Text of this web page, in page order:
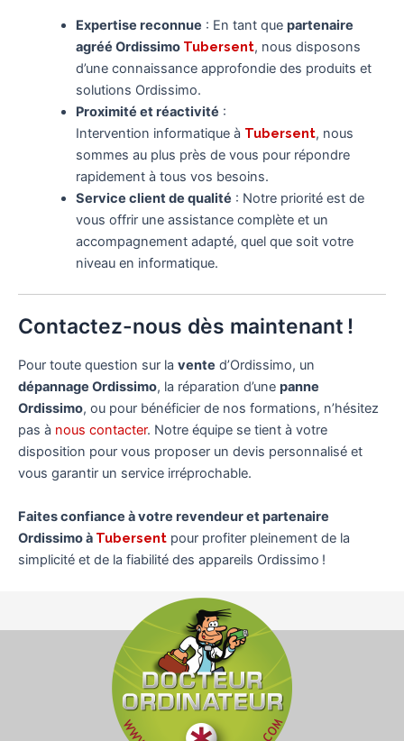
Expertise reconnue : En tant que partenaire
agréé Ordissimo Tubersent, nous disposons
d’une connaissance approfondie des produits et
solutions Ordissimo.
Proximité et réactivité :
Intervention informatique à Tubersent, nous
sommes au plus près de vous pour répondre
rapidement à tous vos besoins.
Service client de qualité : Notre priorité est de
vous offrir une assistance complète et un
accompagnement adapté, quel que soit votre
niveau en informatique.
Contactez-nous dès maintenant !
Pour toute question sur la vente d’Ordissimo, un
dépannage Ordissimo, la réparation d’une panne
Ordissimo, ou pour bénéficier de nos formations, n’hésitez
pas à nous contacter. Notre équipe se tient à votre
disposition pour vous proposer un devis personnalisé et
vous garantir un service irréprochable.
Faites confiance à votre revendeur et partenaire
Ordissimo à Tubersent pour profiter pleinement de la
simplicité et de la fiabilité des appareils Ordissimo !